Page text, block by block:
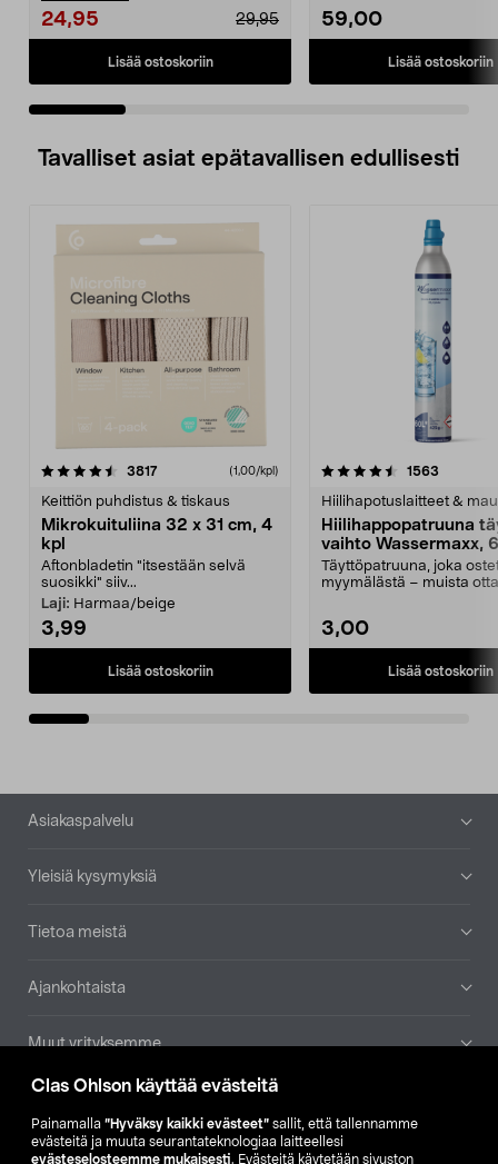
Clas Ohlson käyttää evästeitä
Painamalla ”Hyväksy kaikki evästeet” sallit, että tallennamme
evästeitä ja muuta seurantateknologiaa laitteellesi
evästeselosteemme mukaisesti. Evästeitä käytetään sivuston
24,95 29,95
Lisää ostoskoriin
59,00
Lisää ostoskoriin
Tavalliset asiat epätavallisen edullisesti
3817arvostelut (1,00/kpl)
Keittiön puhdistus & tiskaus
Mikrokuituliina 32 x 31 cm, 4
kpl
Aftonbladetin "itsestään selvä
suosikki" siiv...
Laji: Harmaa/beige
3,99
Lisää ostoskoriin
4.5viidestä
1563
Hiilihapotuslaitteet &
Hiilihappopatruuna
vaihto Wassermaxx,
Täyttöpatruuna, joka
myymälästä – muista
3,00
Lisää ostoskoriin
4.5viidestä
Alatunniste
Asiakaspalvelu
Yleisiä kysymyksiä
Tietoa meistä
Ajankohtaista
Muut yrityksemme
Etsi myymälä
SE NO FI